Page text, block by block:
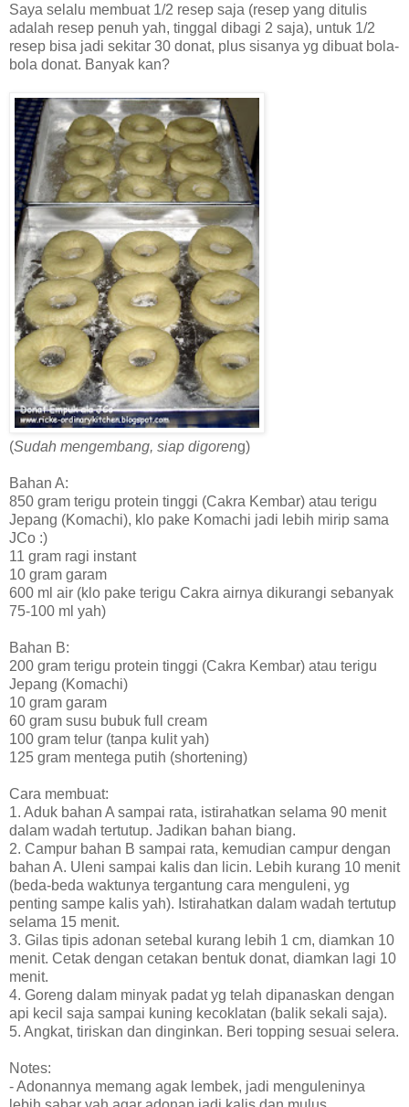
Saya selalu membuat 1/2 resep saja (resep yang ditulis
adalah resep penuh yah, tinggal dibagi 2 saja), untuk 1/2
resep bisa jadi sekitar 30 donat, plus sisanya yg dibuat bola-
bola donat. Banyak kan?
(Sudah mengembang, siap digoreng)
Bahan A:
850 gram terigu protein tinggi (Cakra Kembar) atau terigu
Jepang (Komachi), klo pake Komachi jadi lebih mirip sama
JCo :)
11 gram ragi instant
10 gram garam
600 ml air (klo pake terigu Cakra airnya dikurangi sebanyak
75-100 ml yah)
Bahan B:
200 gram terigu protein tinggi (Cakra Kembar) atau terigu
Jepang (Komachi)
10 gram garam
60 gram susu bubuk full cream
100 gram telur (tanpa kulit yah)
125 gram mentega putih (shortening)
Cara membuat:
1. Aduk bahan A sampai rata, istirahatkan selama 90 menit
dalam wadah tertutup. Jadikan bahan biang.
2. Campur bahan B sampai rata, kemudian campur dengan
bahan A. Uleni sampai kalis dan licin. Lebih kurang 10 menit
(beda-beda waktunya tergantung cara menguleni, yg
penting sampe kalis yah). Istirahatkan dalam wadah tertutup
selama 15 menit.
3. Gilas tipis adonan setebal kurang lebih 1 cm, diamkan 10
menit. Cetak dengan cetakan bentuk donat, diamkan lagi 10
menit.
4. Goreng dalam minyak padat yg telah dipanaskan dengan
api kecil saja sampai kuning kecoklatan (balik sekali saja).
5. Angkat, tiriskan dan dinginkan. Beri topping sesuai selera.
Notes:
- Adonannya memang agak lembek, jadi menguleninya